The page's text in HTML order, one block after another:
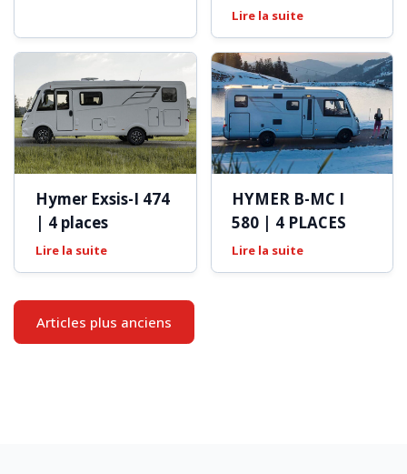
Lire la suite
Hymer Exsis-I 474
| 4 places
Lire la suite
HYMER B-MC I
580 | 4 PLACES
Lire la suite
Navigation
des
Articles plus anciens